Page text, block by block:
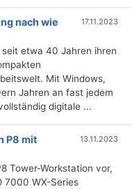
nach wie
17.11.2023
etwa 40 Jahren ihren
Mit Windows,
Jahren an fast jedem
digitale ...
P8 mit
13.11.2023
Tower-Workstation vor,
7000 WX-Series